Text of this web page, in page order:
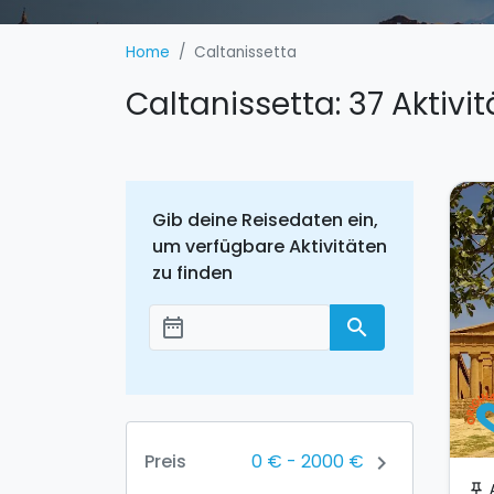
Home Caltanissetta
Caltanissetta: 37
Gib deine Reisedaten ein,
um verfügbare Aktivitäten
zu finden
Добавить даты
date_range search
Preis 0 € - 2000 € chevron_right
push_pin